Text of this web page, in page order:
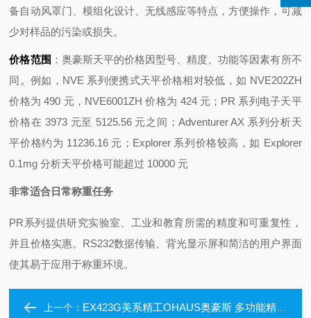
备自动风罩门、模组化设计、无线感应等特点，方便操作，可减
少对样品的污染或损失。
价格范围 ：奥豪斯天平的价格因型号、精度、功能等因素有所不
同。例如，NVE 系列便携式天平价格相对较低，如 NVE202ZH
价格为 490 元，NVE6001ZH 价格为 424 元；PR 系列电子天平
价格在 3973 元至 5125.56 元之间；Adventurer AX 系列分析天
平价格约为 11236.16 元；Explorer 系列价格较高，如 Explorer
0.1mg 分析天平价格可能超过 10000 元
非常适合日常称重任务
PR系列提供研究实验室、工业和教育所需的精度和可重复性，
并且价格实惠。RS232数据传输、背光显示屏和简洁的用户界面
使其易于应用于称重环境。
上一个： EX423G美系精工OHAUS奥豪斯 多功能精密天平